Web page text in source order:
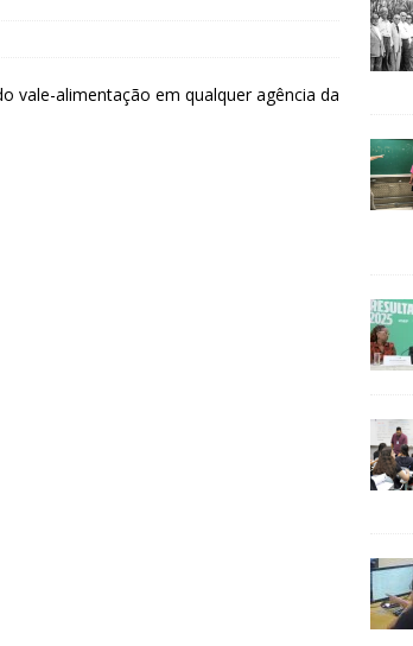
vale-alimentação em qualquer agência da